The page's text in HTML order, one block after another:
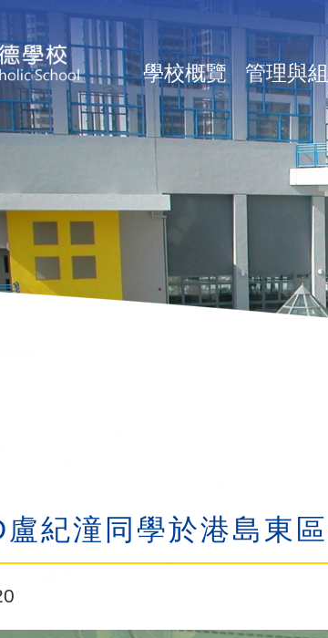
Main
navigation
學校概覽 管理與
紀潼同學於港島東